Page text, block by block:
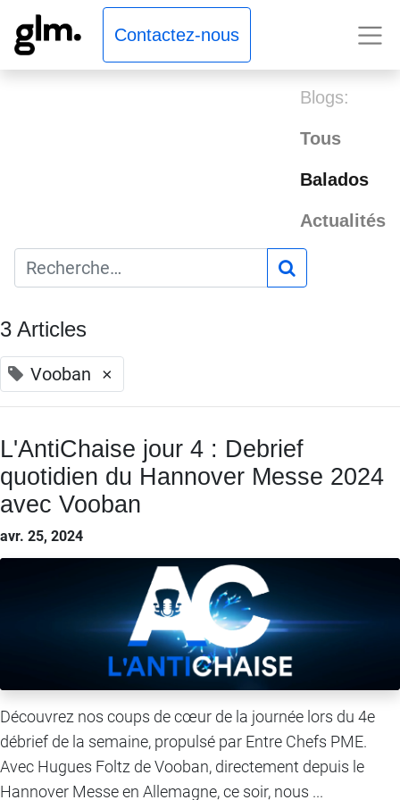
Contactez-nous
Blogs:
Tous
Balados
Actualités
3 Articles
Vooban ×
L'AntiChaise jour 4 : Debrief
quotidien du Hannover Messe 2024
avec Vooban
avr. 25, 2024
Découvrez nos coups de cœur de la journée lors du 4e
débrief de la semaine, propulsé par Entre Chefs PME.
Avec Hugues Foltz de Vooban, directement depuis le
Hannover Messe en Allemagne, ce soir, nous ...